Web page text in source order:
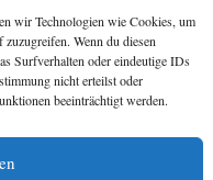
wir Technologien wie Cookies, um
Wenn du diesen
Surfverhalten oder eindeutige IDs
nicht erteilst oder
beeinträchtigt werden.